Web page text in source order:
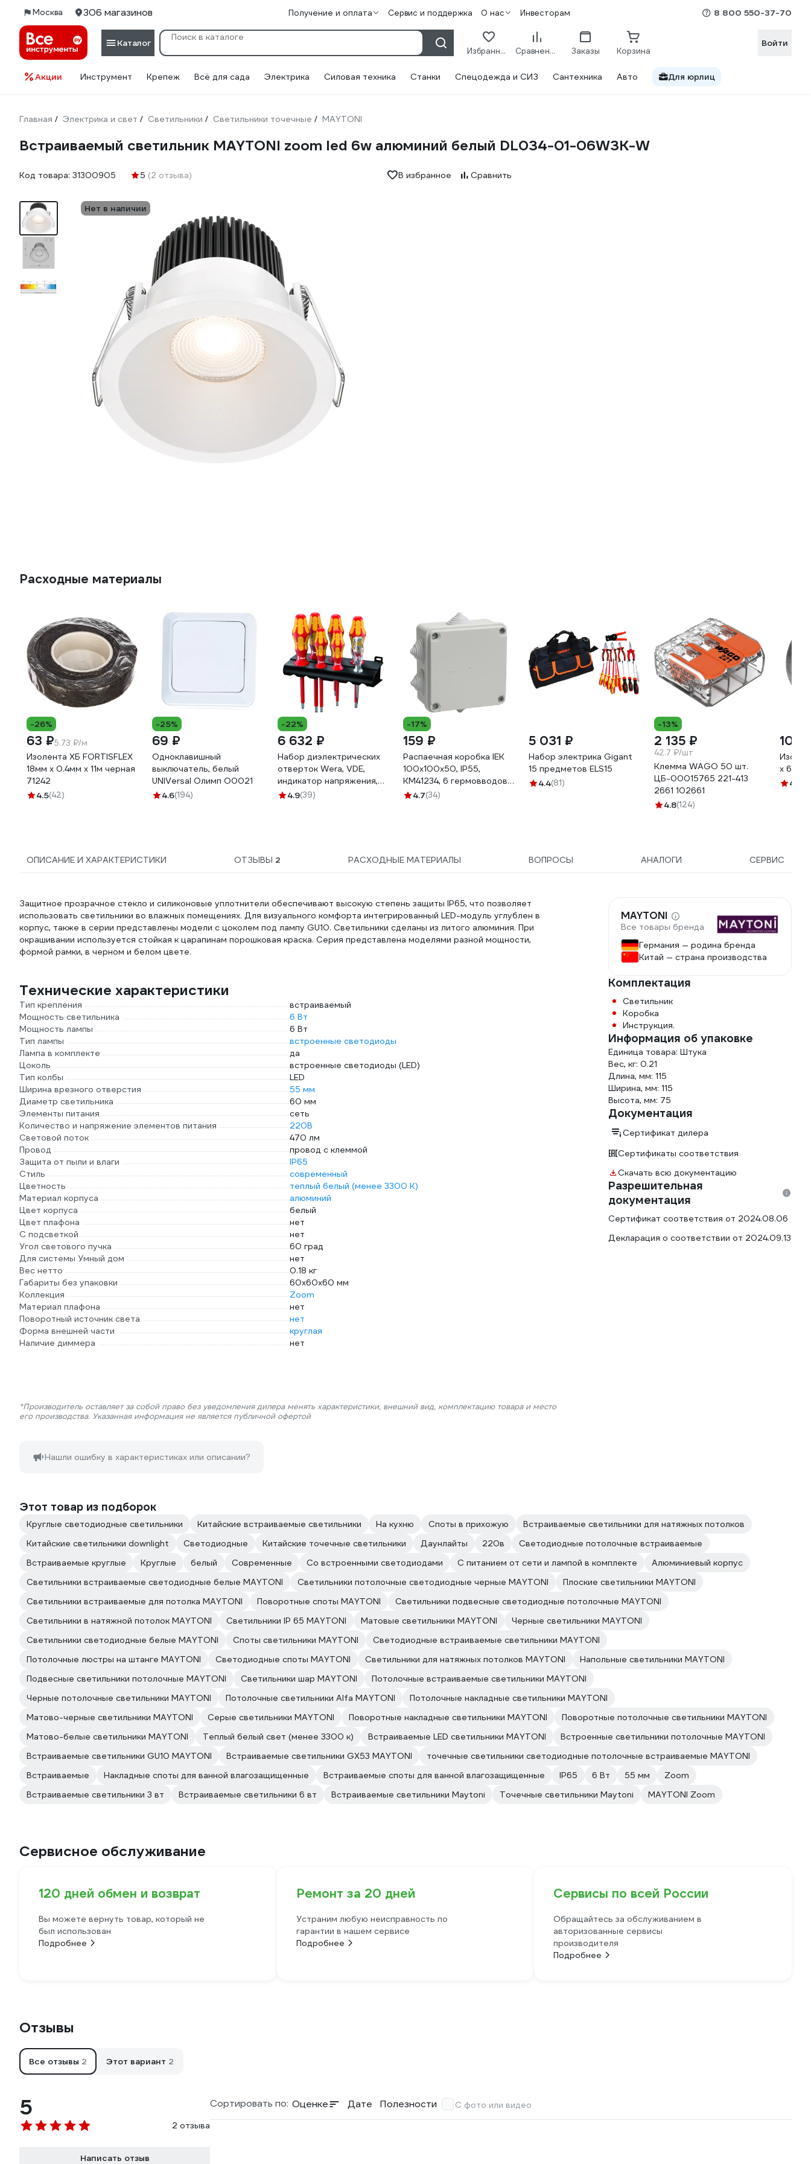
Москва 306 магазинов Получение и оплата Сервис и поддержка О нас Инвесторам 8 800 550-37-70
Каталог
Избранное Сравнение Заказы Корзина
Войти
Акции Инструмент Крепеж Всё для сада Электрика Силовая техника Станки Спецодежда и СИЗ Сантехника Авто Для юрлиц
Главная / Электрика и свет / Светильники / Светильники точечные / MAYTONI
Встраиваемый светильник MAYTONI zoom led 6w алюминий белый DL034-01-06W3K-W
Код товара: 31300905 5 (2 отзыва) В избранное Сравнить
Нет в наличии
Расходные материалы
-26%
63 ₽5.73 ₽/м
Изолента ХБ FORTISFLEX
18мм х 0.4мм х 11м черная
71242
4.5(42)
-25%
69 ₽
Одноклавишный
выключатель, белый
UNIVersal Олимп О0021
4.6(194)
-22%
6 632 ₽
Набор диэлектрических
отверток Wera, VDE,
индикатор напряжения,
подставка, 7 предметов,
4.9(39)
-17%
159 ₽
Распаечная коробка IEK
100x100x50, IP55,
КМ41234, 6 гермовводов,
ИЭК UKO11-100-100-
4.7(34)
5 031 ₽
Набор электрика Gigant
15 предметов ELS15
4.4(81)
-13%
2 135 ₽
42.7 ₽/шт
Клемма WAGO 50 шт.
ЦБ-00015765 221-413
2661 102661
4.8(124)
105
х 6,4
4.1
ОПИСАНИЕ И ХАРАКТЕРИСТИКИ ОТЗЫВЫ 2 РАСХОДНЫЕ МАТЕРИАЛЫ ВОПРОСЫ АНАЛОГИ СЕРВИС
Защитное прозрачное стекло и силиконовые уплотнители обеспечивают высокую степень защиты IP65, что позволяет
использовать светильники во влажных помещениях. Для визуального комфорта интегрированный LED-модуль углублен в
корпус, также в серии представлены модели с цоколем под лампу GU10. Светильники сделаны из литого алюминия. При
окрашивании используется стойкая к царапинам порошковая краска. Серия представлена моделями разной мощности,
формой рамки, в черном и белом цвете.
Технические характеристики
Тип крепления
встраиваемый
Мощность светильника
6 Вт
Мощность лампы
6 Вт
Тип лампы
встроенные светодиоды
Лампа в комплекте
да
Цоколь
встроенные светодиоды (LED)
Тип колбы
LED
Ширина врезного отверстия
55 мм
Диаметр светильника
60 мм
Элементы питания
сеть
Количество и напряжение элементов питания
220В
Световой поток
470 лм
Провод
провод с клеммой
Защита от пыли и влаги
IP65
Стиль
современный
Цветность
теплый белый (менее 3300 К)
Материал корпуса
алюминий
Цвет корпуса
белый
Цвет плафона
нет
С подсветкой
нет
Угол светового пучка
60 град
Для системы Умный дом
нет
Вес нетто
0.18 кг
Габариты без упаковки
60х60х60 мм
Коллекция
Zoom
Материал плафона
нет
Поворотный источник света
нет
Форма внешней части
круглая
Наличие диммера
нет
*Производитель оставляет за собой право без уведомления дилера менять характеристики, внешний вид, комплектацию товара и место
его производства. Указанная информация не является публичной офертой
Нашли ошибку в характеристиках или описании?
MAYTONI
Все товары бренда
Германия — родина бренда
Китай — страна производства
Комплектация
Светильник
Коробка
Инструкция.
Информация об упаковке
Единица товара: Штука
Вес, кг: 0.21
Длина, мм: 115
Ширина, мм: 115
Высота, мм: 75
Документация
Сертификат дилера
Сертификаты соответствия
Скачать всю документацию
Разрешительная
документация
Сертификат соответствия от 2024.08.06
Декларация о соответствии от 2024.09.13
Этот товар из подборок
Круглые светодиодные светильники Китайские встраиваемые светильники На кухню Споты в прихожую
Встраиваемые светильники для натяжных потолков
Китайские светильники downlight
Светодиодные Китайские точечные светильники Даунлайты 220в
Светодиодные потолочные встраиваемые
Встраиваемые круглые
Круглые белый Современные Со встроенными светодиодами С питанием от сети и лампой в комплекте
Алюминиевый корпус
Светильники встраиваемые светодиодные белые MAYTONI
Светильники потолочные светодиодные черные MAYTONI
Плоские светильники MAYTONI
Светильники встраиваемые для потолка MAYTONI
Поворотные споты MAYTONI
Светильники подвесные светодиодные потолочные MAYTONI
Светильники в натяжной потолок MAYTONI
Светильники IP 65 MAYTONI Матовые светильники MAYTONI
Черные светильники MAYTONI
Светильники светодиодные белые MAYTONI
Споты светильники MAYTONI
Светодиодные встраиваемые светильники MAYTONI
Потолочные люстры на штанге MAYTONI
Светодиодные споты MAYTONI Светильники для натяжных потолков MAYTONI
Напольные светильники MAYTONI
Подвесные светильники потолочные MAYTONI
Светильники шар MAYTONI
Потолочные встраиваемые светильники MAYTONI
Черные потолочные светильники MAYTONI
Потолочные светильники Alfa MAYTONI
Потолочные накладные светильники MAYTONI
Матово-черные светильники MAYTONI
Серые светильники MAYTONI Поворотные накладные светильники MAYTONI
Поворотные потолочные светильники MAYTONI
Матово-белые светильники MAYTONI
Теплый белый свет (менее 3300 к) Встраиваемые LED светильники MAYTONI
Встроенные светильники потолочные MAYTONI
Встраиваемые светильники GU10 MAYTONI
Встраиваемые светильники GX53 MAYTONI
точечные светильники светодиодные потолочные встраиваемые MAYTONI
Встраиваемые
Накладные споты для ванной влагозащищенные Встраиваемые споты для ванной влагозащищенные IP65 6 Вт 55 мм
Zoom
Встраиваемые светильники 3 вт
Встраиваемые светильники 6 вт Встраиваемые светильники Maytoni Точечные светильники Maytoni MAYTONI Zoom
Сервисное обслуживание
120 дней обмен и возврат
Вы можете вернуть товар, который не
был использован
Подробнее
Ремонт за 20 дней
Устраним любую неисправность по
гарантии в нашем сервисе
Подробнее
Сервисы по всей России
Обращайтесь за обслуживанием в
авторизованные сервисы
производителя
Подробнее
Отзывы
Все отзывы 2 Этот вариант 2
5
2 отзыва
Написать отзыв
Сортировать по: Оценке Дате Полезности С фото или видео